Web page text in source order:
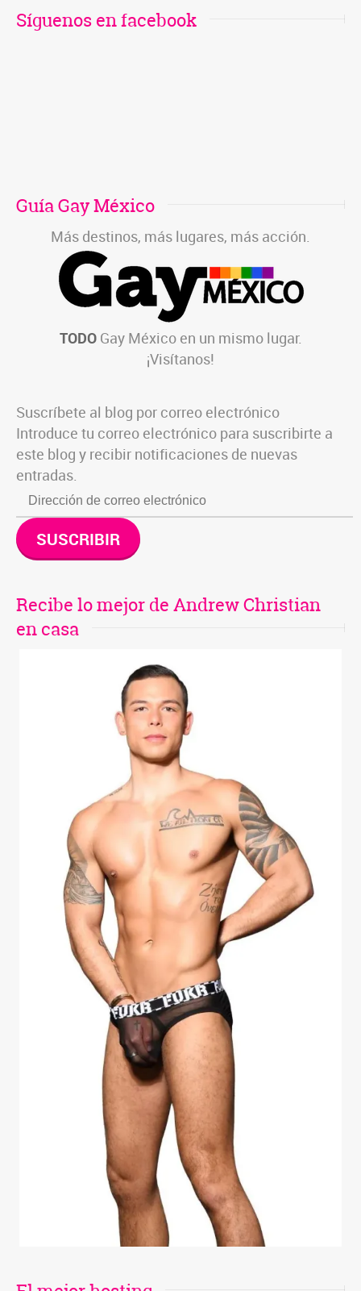
Síguenos en facebook
Guía Gay México
Más destinos, más lugares, más acción.
TODOGay México en un mismo lugar.
¡Visítanos!
Suscríbete al blog por correo electrónico
Introduce tu correo electrónico para suscribirte a
este blog y recibir notificaciones de nuevas
entradas.
SUSCRIBIR
Recibe lo mejor de Andrew Christian
en casa